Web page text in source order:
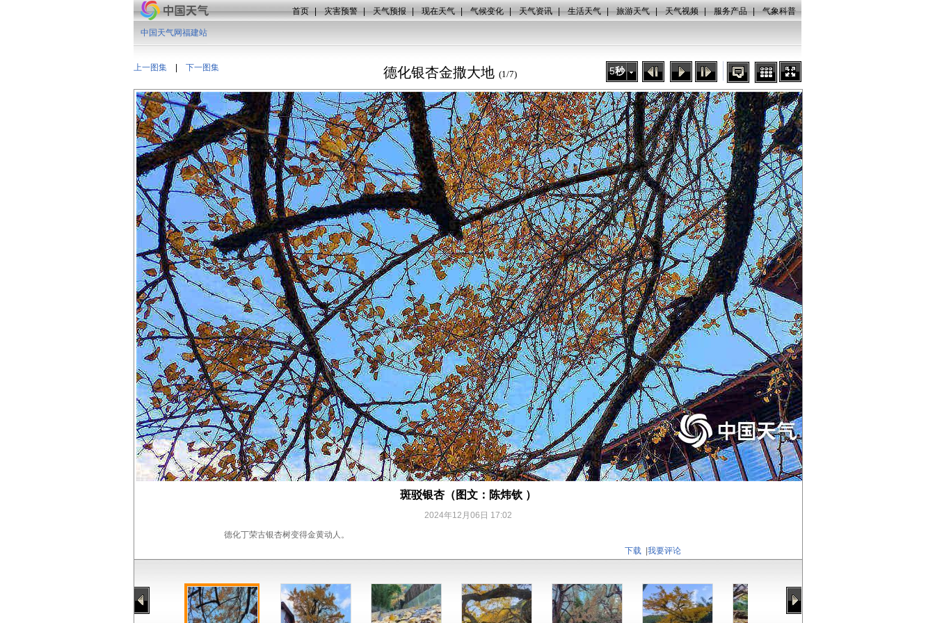
首页 | 灾害预警 | 天气预报 | 现在天气 | 气候变化 | 天气资讯 | 生活天气 | 旅游天气 | 天气视频 | 服务产品 | 气象科普
上一图集 下一图集
中国天气网福建站
德化银杏金撒大地 (1/7) 5秒
斑驳银杏（图文：陈炜钦 ）
2024年12月06日 17:02
德化丁荣古银杏树变得金黄动人。
下载
我要评论